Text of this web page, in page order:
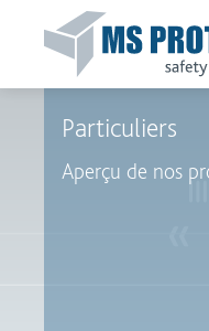
Particuliers
Aperçu de nos